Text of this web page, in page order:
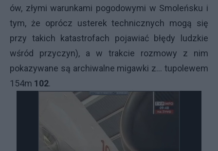
ów, złymi warunkami pogodowymi w Smoleńsku i
tym, że oprócz usterek technicznych mogą się
przy takich katastrofach pojawiać błędy ludzkie
wśród przyczyn), a w trakcie rozmowy z nim
pokazywane są archiwalne migawki z... tupolewem
154m 102.